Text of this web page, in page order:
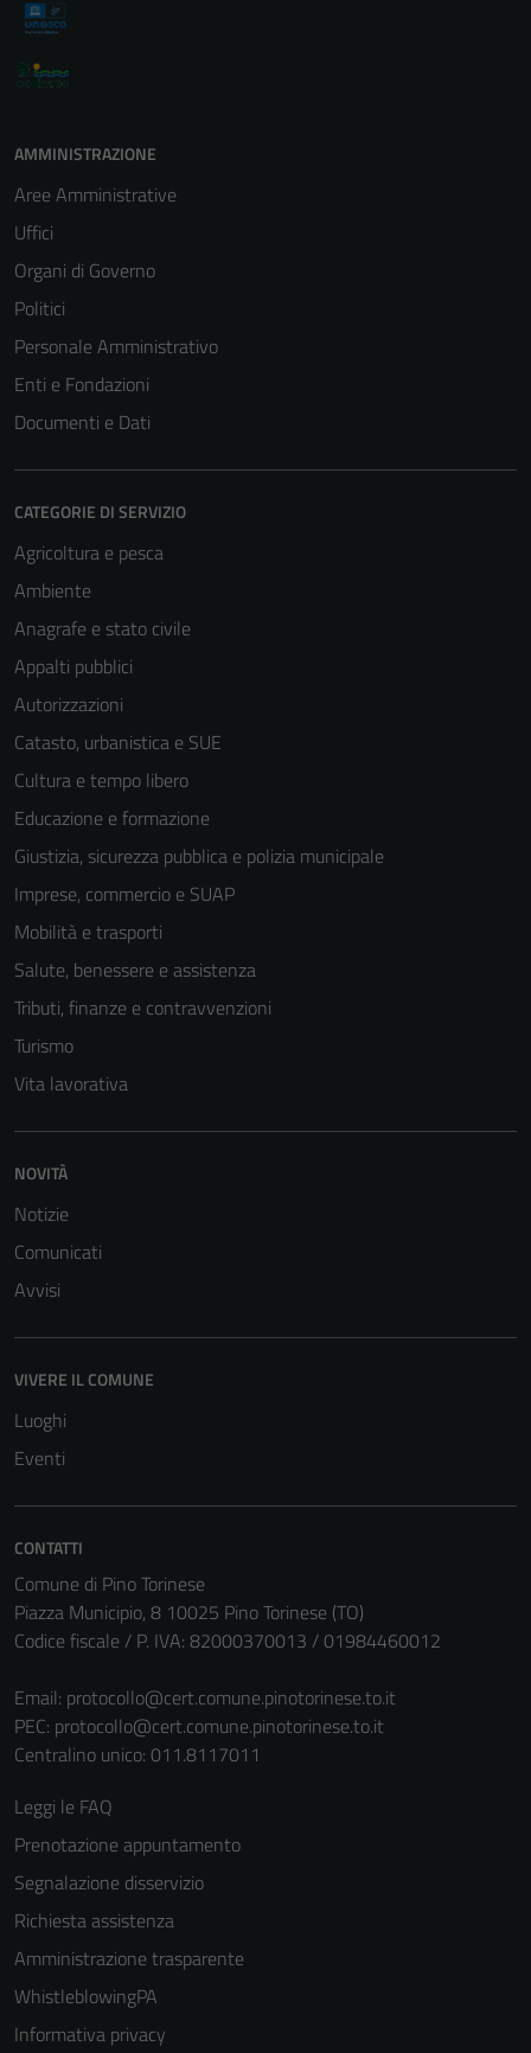
AMMINISTRAZIONE
Aree Amministrative
Uffici
Organi di Governo
Politici
Personale Amministrativo
Enti e Fondazioni
Documenti e Dati
CATEGORIE DI SERVIZIO
Agricoltura e pesca
Ambiente
Anagrafe e stato civile
Appalti pubblici
Autorizzazioni
Catasto, urbanistica e SUE
Cultura e tempo libero
Educazione e formazione
Giustizia, sicurezza pubblica e polizia municipale
Imprese, commercio e SUAP
Mobilità e trasporti
Salute, benessere e assistenza
Tributi, finanze e contravvenzioni
Turismo
Vita lavorativa
NOVITÀ
Notizie
Comunicati
Avvisi
VIVERE IL COMUNE
Luoghi
Eventi
CONTATTI
Comune di Pino Torinese
Piazza Municipio, 8 10025 Pino Torinese (TO)
Codice fiscale / P. IVA: 82000370013 / 01984460012
Email: protocollo@cert.comune.pinotorinese.to.it
PEC: protocollo@cert.comune.pinotorinese.to.it
Centralino unico: 011.8117011
Leggi le FAQ
Prenotazione appuntamento
Segnalazione disservizio
Richiesta assistenza
Amministrazione trasparente
WhistleblowingPA
Informativa privacy
Questi cookie